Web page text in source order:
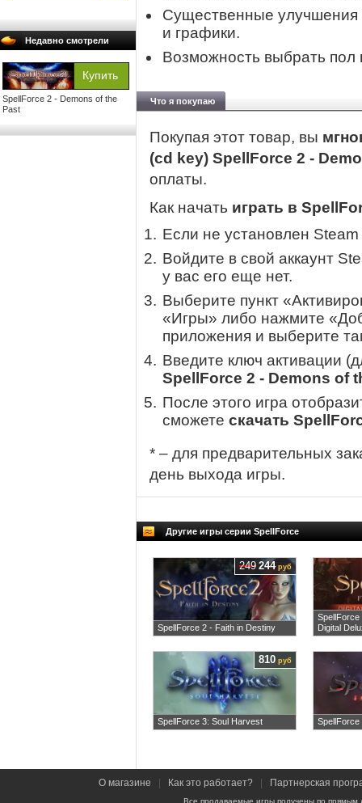
Недавно смотрели
SpellForce 2 - Demons of the
Past
Существенные улучшения
и графики.
Возможность выбрать пол
Что я покупаю
Покупая этот товар, вы
(cd key) SpellForce 2 -
оплаты.
Как начать играть в
Если не установлен
Войдите в свой аккаунт
у вас его еще нет.
Выберите пункт
«Игры» либо нажмите
приложения и выберите
Введите ключ активации
SpellForce 2 - Demons of
После этого игра
сможете скачать
* – для предварительных
день выхода игры.
Другие игры серии SpellForce
SpellForce 2 - Faith in Destiny
249 244руб
SpellForce
Digital
SpellForce 3: Soul Harvest
810 руб
SpellForce
О магазине Как это работает? Партнерская